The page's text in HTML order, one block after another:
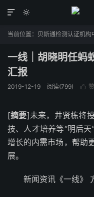


当前位置： 贝斯通检测认证机构
一线｜胡晓明任蚂
汇报
2019-12-19 阅读(799) 
[摘要]未来，井贤栋将
技、人才培养等“明后
增长的内需市场，帮助
展。
新闻资讯《一线》